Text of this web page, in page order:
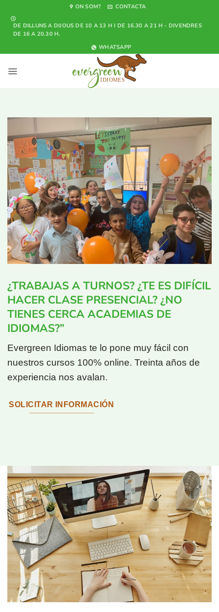
contenido
ON SOM? CONTACTA
DE DILLUNS A DIJOUS DE 10 A 13 H I DE 16.30 A 21 H - DIVENDRES
DE 16 A 20.30 H.
WHATSAPP
¿TRABAJAS A TURNOS? ¿TE ES DIFÍCIL
HACER CLASE PRESENCIAL? ¿NO
TIENES CERCA ACADEMIAS DE
IDIOMAS?”
Evergreen Idiomas te lo pone muy fácil con
nuestros cursos 100% online. Treinta años de
experiencia nos avalan.
SOLICITAR INFORMACIÓN